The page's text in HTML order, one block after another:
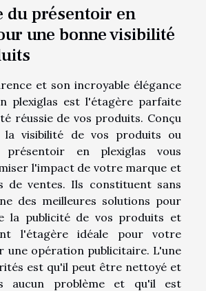
du présentoir en
une bonne visibilité
et son incroyable élégance
plexiglas est l'étagère parfaite
réussie de vos produits. Conçu
la visibilité de vos produits ou
présentoir en plexiglas vous
l'impact de votre marque et
de ventes. Ils constituent sans
des meilleures solutions pour
la publicité de vos produits et
l'étagère idéale pour votre
une opération publicitaire. L'une
est qu'il peut être nettoyé et
aucun problème et qu'il est